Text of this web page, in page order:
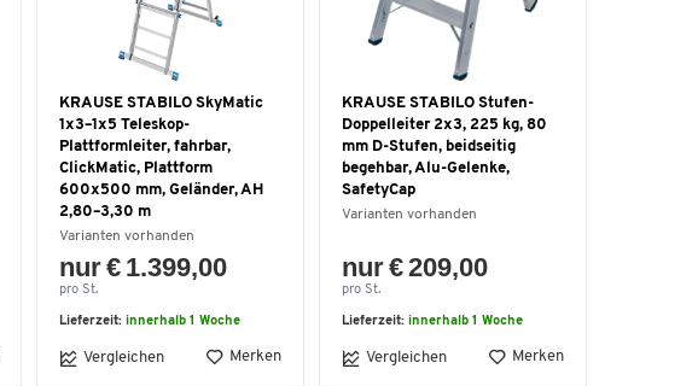
KRAUSE STABILO SkyMatic
1x3–1x5 Teleskop-
Plattformleiter, fahrbar,
ClickMatic, Plattform
600x500 mm, Geländer, AH
2,80–3,30 m
Varianten vorhanden
nur € 1.399,00
pro St.
Lieferzeit: innerhalb 1 Woche
Vergleichen Merken
KRAUSE STABILO Stufen-
Doppelleiter 2x3, 225 kg, 80
mm D-Stufen, beidseitig
begehbar, Alu-Gelenke,
SafetyCap
Varianten vorhanden
nur € 209,00
pro St.
Lieferzeit: innerhalb 1 Woche
Vergleichen Merken